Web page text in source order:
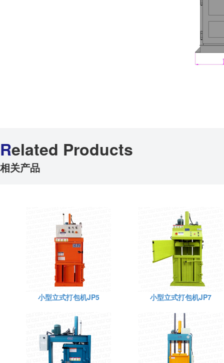
Related Products
相关产品
小型立式打包机JP5 小型立式打包机JP7